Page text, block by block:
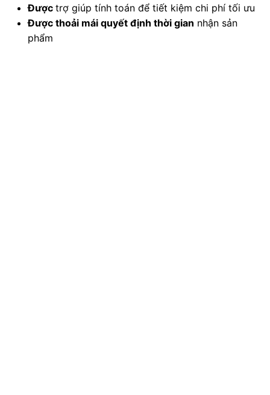
Được trợ giúp tính toán để tiết kiệm chi phí tối ưu
Được thoải mái quyết định thời gian nhận sản
phẩm